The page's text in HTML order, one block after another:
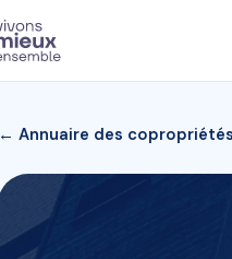
← Annuaire des copropriétés